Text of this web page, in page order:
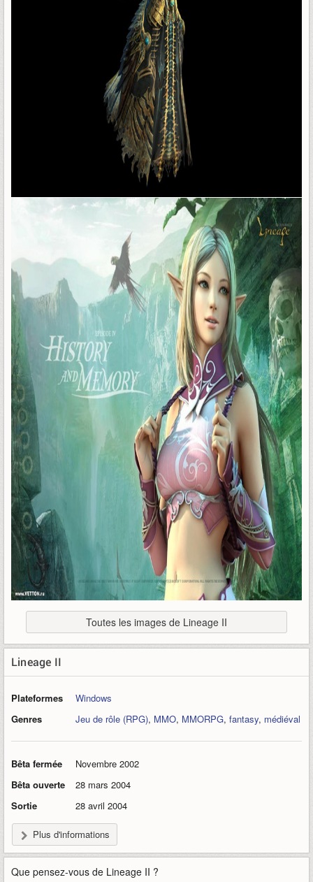
Toutes les images de Lineage II
Lineage II
Plateformes
Windows
Genres
Jeu de rôle (RPG), MMO, MMORPG, fantasy, médiéval
Bêta fermée
Novembre 2002
Bêta ouverte
28 mars 2004
Sortie
28 avril 2004
Plus d'informations
Que pensez-vous de Lineage II ?